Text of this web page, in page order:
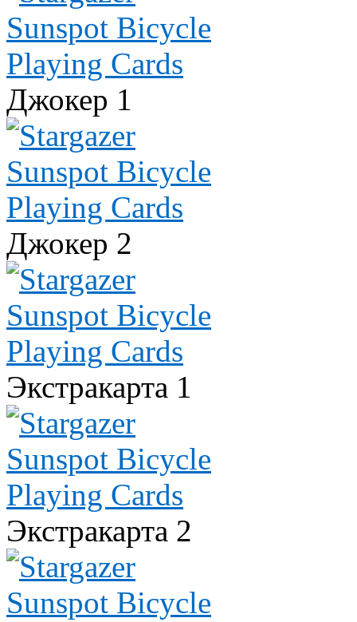
Джокер 1
Джокер 2
Экстракарта 1
Экстракарта 2